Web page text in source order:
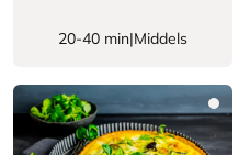
20-40 min|Middels